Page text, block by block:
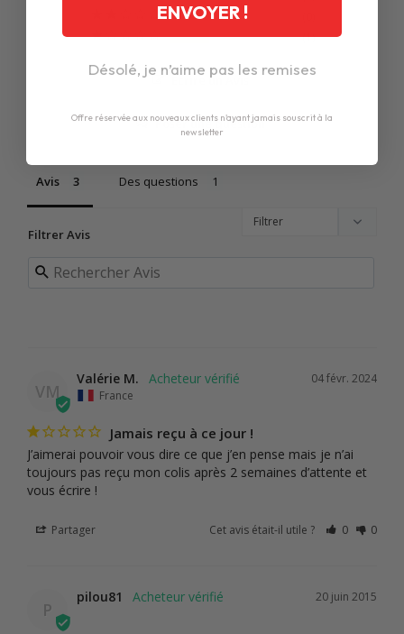
1
Écrire un Avis
Poser une question
Avis Des questions
Filtrer Avis
VM
04 févr. 2024
Valérie M.
France
Jamais reçu à ce jour !
J’aimerai pouvoir vous dire ce que j’en pense mais je n’ai
toujours pas reçu mon colis après 2 semaines d’attente et
vous écrire !
Partager Cet avis était-il utile ? 0 0
P
20 juin 2015
pilou81
ENVOYER !
Désolé, je n’aime pas les remises
Offre réservée aux nouveaux clients n'ayant jamais souscrit à la
newsletter